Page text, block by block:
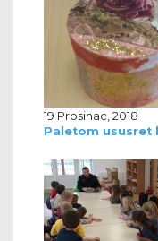
19 Prosinac, 2018
Paletom ususret